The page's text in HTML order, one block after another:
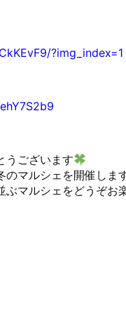
?img_index=1
うございます
のマルシェを開催しま
マルシェをどうぞお